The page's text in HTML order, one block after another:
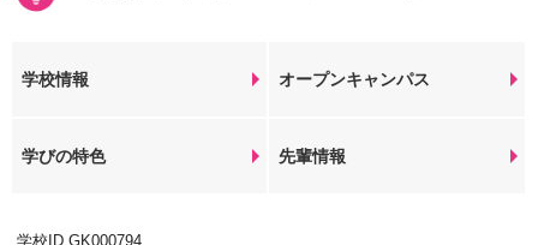
学校情報 オープンキャンパス
学びの特色 先輩情報
学校ID.GK000794